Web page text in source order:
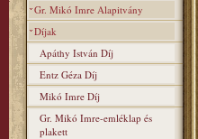
Gr. Mikó Imre Alapitvány
Díjak
Apáthy István Díj
Entz Géza Díj
Mikó Imre Díj
Gr. Mikó Imre-emléklap és
plakett